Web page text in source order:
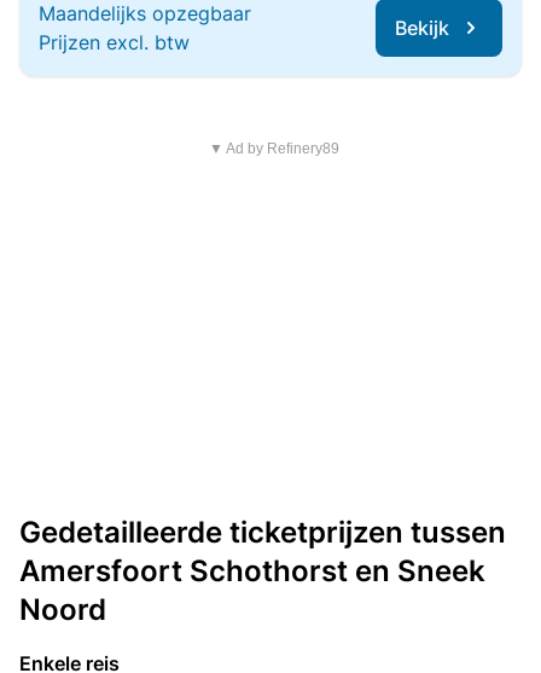
Maandelijks opzegbaar
Prijzen excl. btw
Bekijk
▼ Ad by Refinery89
Gedetailleerde ticketprijzen tussen
Amersfoort Schothorst en Sneek
Noord
Enkele reis